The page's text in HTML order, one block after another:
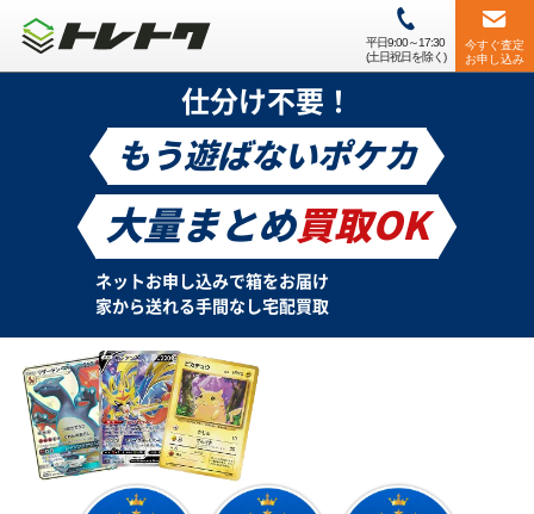
平日9:00～17:30
(土日祝日を除く)
今すぐ査定
お申し込み
仕分け不要！
もう遊ばないポケカ
大量まとめ買取OK
ネットお申し込みで箱をお届け
家から送れる手間なし宅配買取